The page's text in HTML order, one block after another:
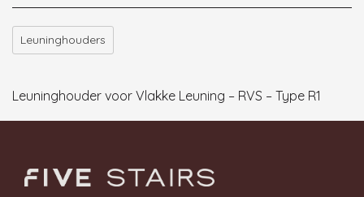
Leuninghouders
Leuninghouder voor Vlakke Leuning – RVS – Type R1